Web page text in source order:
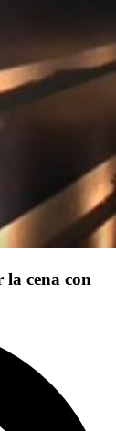
cena con